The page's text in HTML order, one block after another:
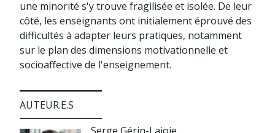
une minorité s'y trouve fragilisée et isolée. De leur
côté, les enseignants ont initialement éprouvé des
difficultés à adapter leurs pratiques, notamment
sur le plan des dimensions motivationnelle et
socioaffective de l'enseignement.
AUTEUR.E.S